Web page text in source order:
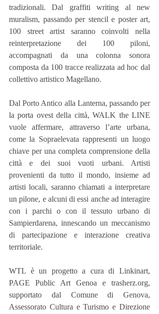
tradizionali. Dal graffiti writing al new
muralism, passando per stencil e poster art,
100 street artist saranno coinvolti nella
reinterpretazione dei 100 piloni,
accompagnati da una colonna sonora
composta da 100 tracce realizzata ad hoc dal
collettivo artistico Magellano.
Dal Porto Antico alla Lanterna, passando per
la porta ovest della città, WALK the LINE
vuole affermare, attraverso l’arte urbana,
come la Sopraelevata rappresenti un luogo
chiave per una completa comprensione della
città e dei suoi vuoti urbani. Artisti
provenienti da tutto il mondo, insieme ad
artisti locali, saranno chiamati a interpretare
un pilone, e alcuni di essi anche ad interagire
con i parchi o con il tessuto urbano di
Sampierdarena, innescando un meccanismo
di partecipazione e interazione creativa
territoriale.
WTL è un progetto a cura di Linkinart,
PAGE Public Art Genoa e trasherz.org,
supportato dal Comune di Genova,
Assessorato Cultura e Turismo e Direzione